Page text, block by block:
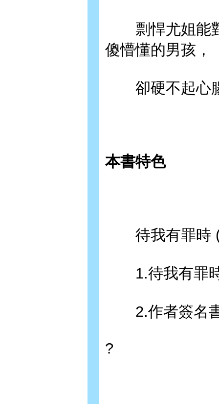
剽悍尤姐能對
傻懵懂的男孩，
卻硬不起心
本書特色
待我有罪時 (
1.待我有罪
2.作者簽名書
?